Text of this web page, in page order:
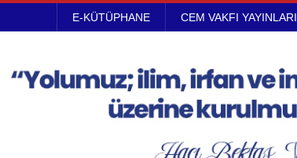
E-KÜTÜPHANE CEM VAKFI YAYINLARI